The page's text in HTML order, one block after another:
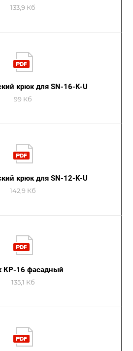
133,9 Кб
крюк для SN-16-K-U
99 Кб
крюк для SN-12-K-U
142,9 Кб
КР-16 фасадный
135,1 Кб